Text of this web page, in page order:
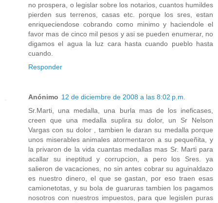
no prospera, o legislar sobre los notarios, cuantos humildes
pierden sus terrenos, casas etc. porque los sres, estan
enriqueciendose cobrando como minimo y haciendole el
favor mas de cinco mil pesos y asi se pueden enumerar, no
digamos el agua la luz cara hasta cuando pueblo hasta
cuando.
Responder
Anónimo 12 de diciembre de 2008 a las 8:02 p.m.
Sr.Marti, una medalla, una burla mas de los ineficases,
creen que una medalla suplira su dolor, un Sr Nelson
Vargas con su dolor , tambien le daran su medalla porque
unos miserables animales atormentaron a su pequeñita, y
la privaron de la vida cuantas medallas mas Sr. Marti para
acallar su ineptitud y corrupcion, a pero los Sres. ya
salieron de vacaciones, no sin antes cobrar su aguinaldazo
es nuestro dinero, el que se gastan, por eso traen esas
camionetotas, y su bola de guaruras tambien los pagamos
nosotros con nuestros impuestos, para que legislen puras